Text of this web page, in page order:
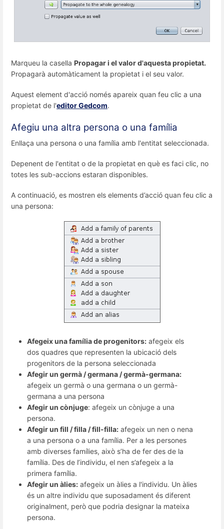
Marqueu la casella Propagar i el valor d'aquesta propietat.
Propagarà automàticament la propietat i el seu valor.
Aquest element d'acció només apareix quan feu clic a una
propietat de l'editor Gedcom.
Afegiu una altra persona o una família
Enllaça una persona o una família amb l'entitat seleccionada.
Depenent de l'entitat o de la propietat en què es faci clic, no
totes les sub-accions estaran disponibles.
A continuació, es mostren els elements d’acció quan feu clic a
una persona:
Afegeix una família de progenitors: afegeix els
dos quadres que representen la ubicació dels
progenitors de la persona seleccionada
Afegir un germà / germana / germà-germana:
afegeix un germà o una germana o un germà-
germana a una persona
Afegir un cònjuge: afegeix un cònjuge a una
persona.
Afegir un fill / filla / fill-filla: afegeix un nen o nena
a una persona o a una família. Per a les persones
amb diverses famílies, això s’ha de fer des de la
família. Des de l’individu, el nen s’afegeix a la
primera família.
Afegir un àlies: afegeix un àlies a l'individu. Un àlies
és un altre individu que suposadament és diferent
originalment, però que podria designar la mateixa
persona.